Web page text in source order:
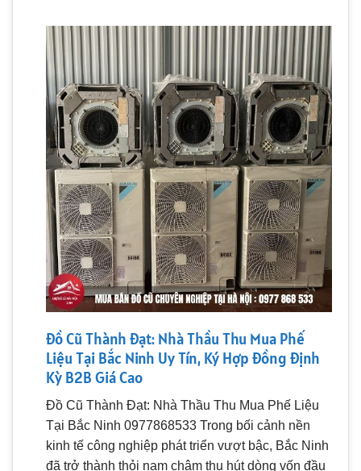
Đồ Cũ Thành Đạt: Nhà Thầu Thu Mua Phế
Liệu Tại Bắc Ninh Uy Tín, Ký Hợp Đồng Định
Kỳ B2B Giá Cao
Đồ Cũ Thành Đạt: Nhà Thầu Thu Mua Phế Liệu
Tại Bắc Ninh 0977868533 Trong bối cảnh nền
kinh tế công nghiệp phát triển vượt bậc, Bắc Ninh
đã trở thành thỏi nam châm thu hút dòng vốn đầu